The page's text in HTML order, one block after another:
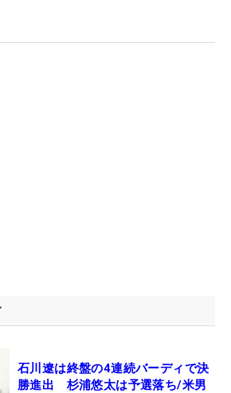
石川遼は終盤の4連続バーディで決
勝進出 杉浦悠太は予選落ち/米男